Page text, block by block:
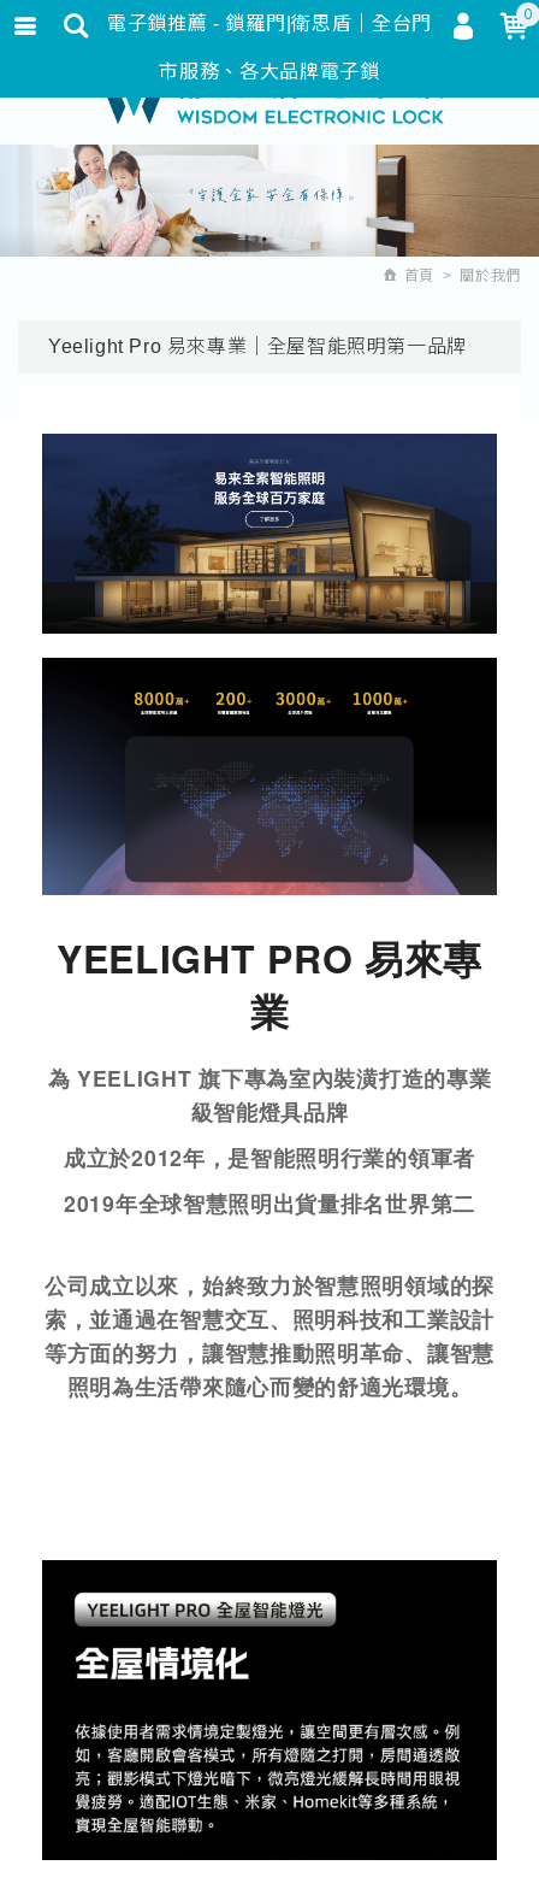
首頁 關於我們
Yeelight Pro 易來專業｜全屋智能照明第一品牌
YEELIGHT PRO 易來專
業
為 YEELIGHT 旗下專為室內裝潢打造的專業
級智能燈具品牌
成立於2012年，是智能照明行業的領軍者
2019年全球智慧照明出貨量排名世界第二
公司成立以來，始終致力於智慧照明領域的探
索，並通過在智慧交互、照明科技和工業設計
等方面的努力，讓智慧推動照明革命、讓智慧
照明為生活帶來隨心而變的舒適光環境。
電子鎖推薦 - 鎖羅門|衛思盾｜全台門
市服務、各大品牌電子鎖
0
會員登入
會員註冊
忘記密碼
訂單查詢
追蹤清單
繁體中文